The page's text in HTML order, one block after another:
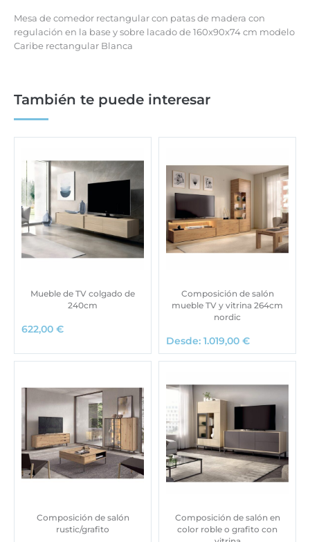
Mesa de comedor rectangular con patas de madera con
regulación en la base y sobre lacado de 160x90x74 cm modelo
Caribe rectangular Blanca
También te puede interesar
Mueble de TV colgado de
240cm
622,00 €
Composición de salón
mueble TV y vitrina 264cm
nordic
Desde: 1.019,00 €
Composición de salón
rustic/grafito
Composición de salón en
color roble o grafito con